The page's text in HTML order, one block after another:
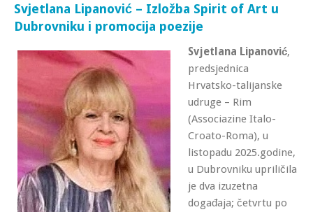
Svjetlana Lipanović – Izložba Spirit of Art u
Dubrovniku i promocija poezije
Svjetlana Lipanović,
predsjednica
Hrvatsko-talijanske
udruge – Rim
(Associazine Italo-
Croato-Roma), u
listopadu 2025.godine,
u Dubrovniku upriličila
je dva izuzetna
događaja; četvrtu po